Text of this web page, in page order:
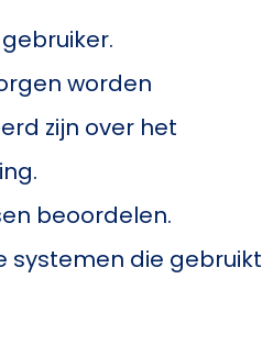
worden
zijn over het
beoordelen.
systemen die gebruikt